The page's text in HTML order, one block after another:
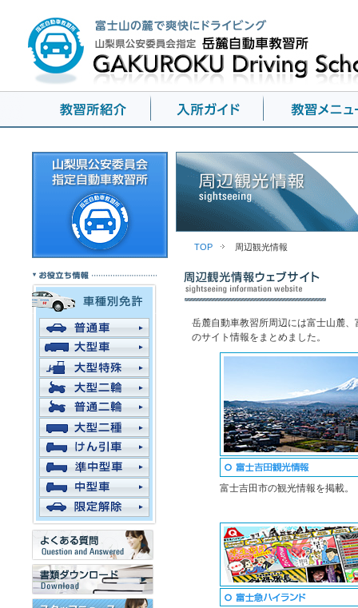
TOP 周辺観光情報
岳麓自動車教習所周辺には富士山麓
のサイト情報をまとめました。
富士吉田市の観光情報を掲載。